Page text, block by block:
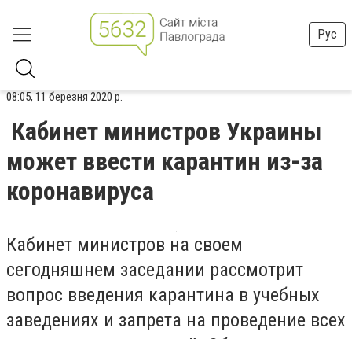
Рус
08:05, 11 березня 2020 р.
Кабинет министров Украины
может ввести карантин из-за
коронавируса
Кабинет министров на своем
сегодняшнем заседании рассмотрит
вопрос введения карантина в учебных
заведениях и запрета на проведение всех